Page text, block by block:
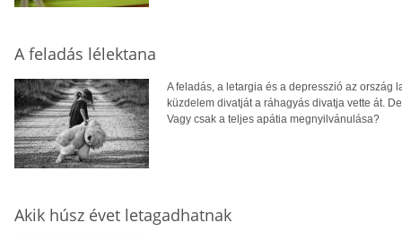
A feladás lélektana
A feladás, a letargia és a depresszió az ország
küzdelem divatját a ráhagyás divatja vette át.
Vagy csak a teljes apátia megnyilvánulása?
Akik húsz évet letagadhatnak